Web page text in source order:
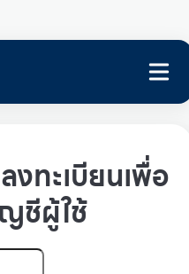
งทะเบียนเพื่อ
ชีผู้ใช้